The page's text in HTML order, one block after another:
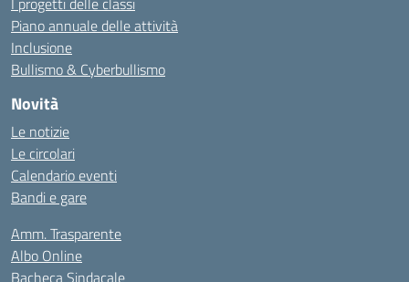
Piano annuale delle attività
Inclusione
Bullismo & Cyberbullismo
Novità
Le notizie
Le circolari
Calendario eventi
Bandi e gare
Amm. Trasparente
Albo Online
Bacheca Sindacale